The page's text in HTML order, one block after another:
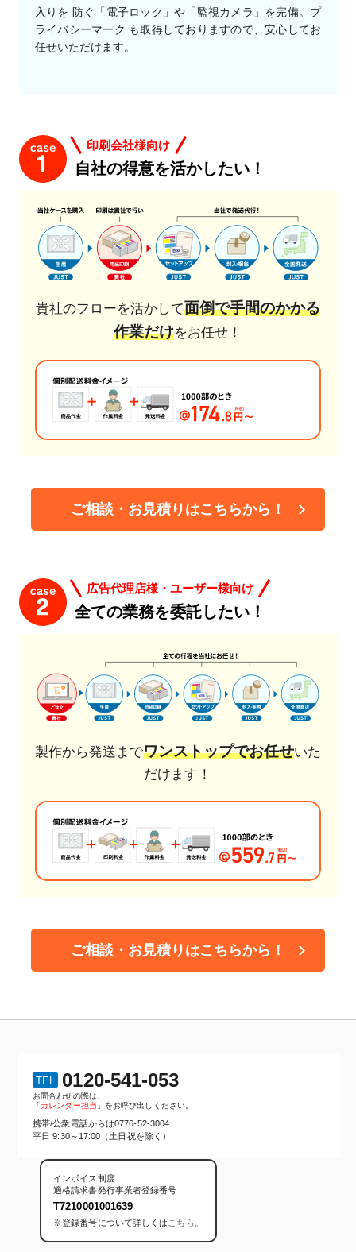
入りを 防ぐ「電子ロック」や「監視カメラ」を完備。プ
ライバシーマーク も取得しておりますので、安心してお
任せいただけます。
印刷会社様向け
自社の得意を活かしたい！
貴社のフローを活かして面倒で手間のかかる
作業だけをお任せ！
ご相談・お見積りはこちらから！
広告代理店様・ユーザー様向け
全ての業務を委託したい！
製作から発送までワンストップでお任せいた
だけます！
ご相談・お見積りはこちらから！
TEL 0120-541-053
お問合わせの際は、
「 カレンダー担当 」をお呼び出しください。
携帯/公衆電話からは0776-52-3004
平日 9:30～17:00（土日祝を除く）
インボイス制度
適格請求書発行事業者登録番号
T7210001001639
※登録番号について詳しくはこちら。